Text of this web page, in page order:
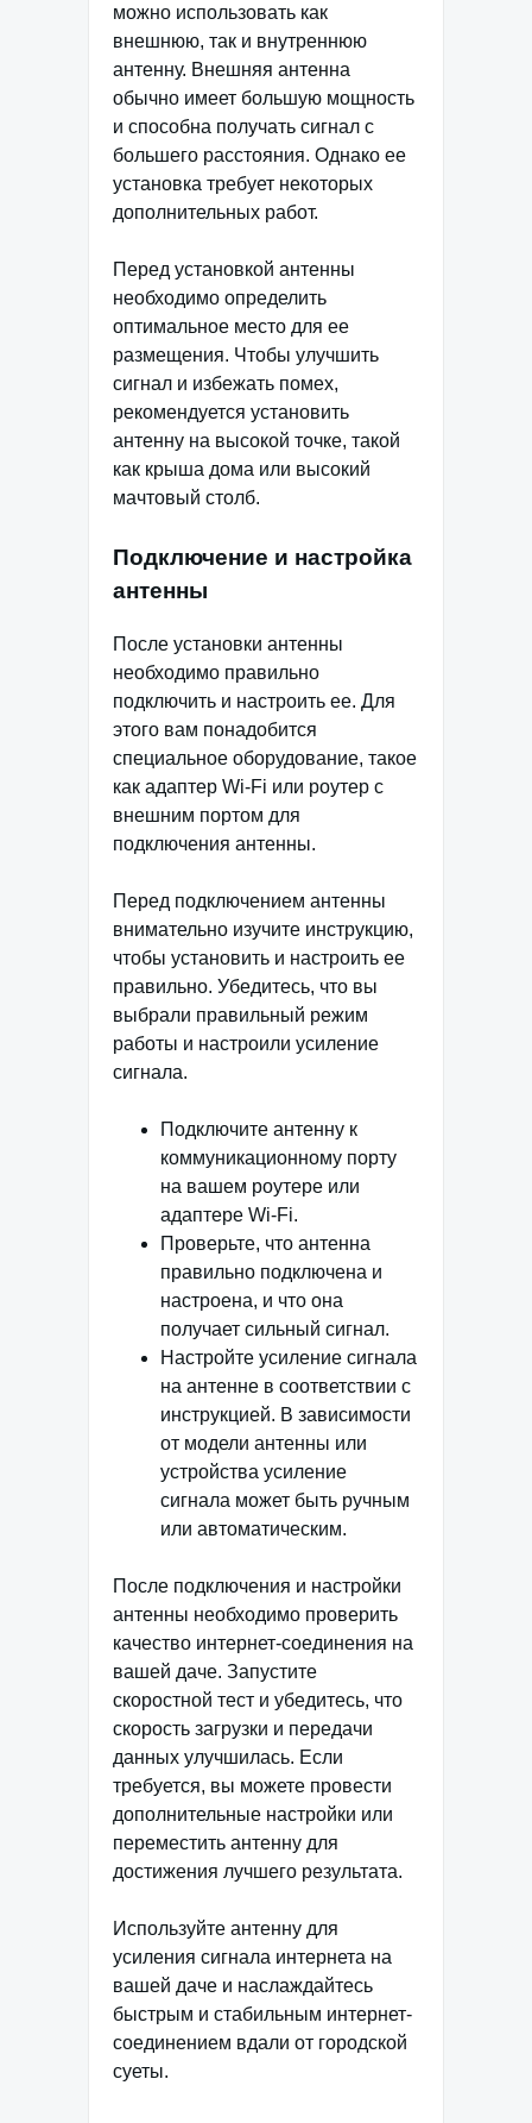
можно использовать как
внешнюю, так и внутреннюю
антенну. Внешняя антенна
обычно имеет большую мощность
и способна получать сигнал с
большего расстояния. Однако ее
установка требует некоторых
дополнительных работ.
Перед установкой антенны
необходимо определить
оптимальное место для ее
размещения. Чтобы улучшить
сигнал и избежать помех,
рекомендуется установить
антенну на высокой точке, такой
как крыша дома или высокий
мачтовый столб.
Подключение и настройка
антенны
После установки антенны
необходимо правильно
подключить и настроить ее. Для
этого вам понадобится
специальное оборудование, такое
как адаптер Wi-Fi или роутер с
внешним портом для
подключения антенны.
Перед подключением антенны
внимательно изучите инструкцию,
чтобы установить и настроить ее
правильно. Убедитесь, что вы
выбрали правильный режим
работы и настроили усиление
сигнала.
Подключите антенну к
коммуникационному порту
на вашем роутере или
адаптере Wi-Fi.
Проверьте, что антенна
правильно подключена и
настроена, и что она
получает сильный сигнал.
Настройте усиление сигнала
на антенне в соответствии с
инструкцией. В зависимости
от модели антенны или
устройства усиление
сигнала может быть ручным
или автоматическим.
После подключения и настройки
антенны необходимо проверить
качество интернет-соединения на
вашей даче. Запустите
скоростной тест и убедитесь, что
скорость загрузки и передачи
данных улучшилась. Если
требуется, вы можете провести
дополнительные настройки или
переместить антенну для
достижения лучшего результата.
Используйте антенну для
усиления сигнала интернета на
вашей даче и наслаждайтесь
быстрым и стабильным интернет-
соединением вдали от городской
суеты.